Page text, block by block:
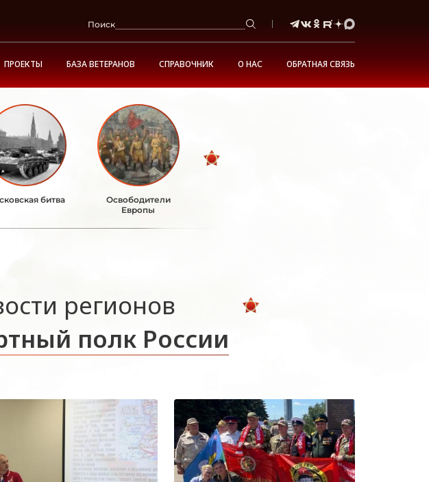
Поиск
ПРОЕКТЫ БАЗА ВЕТЕРАНОВ СПРАВОЧНИК О НАС ОБРАТНАЯ СВЯЗЬ
битва
Освободители
Европы
регионов
полк России